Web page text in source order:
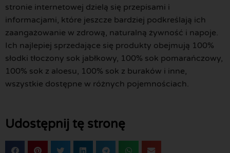
stronie internetowej dzielą się przepisami i
informacjami, które jeszcze bardziej podkreślają ich
zaangażowanie w zdrową, naturalną żywność i napoje.
Ich najlepiej sprzedające się produkty obejmują 100%
słodki tłoczony sok jabłkowy, 100% sok pomarańczowy,
100% sok z aloesu, 100% sok z buraków i inne,
wszystkie dostępne w różnych pojemnościach.
Udostępnij tę stronę